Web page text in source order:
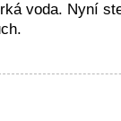
voda. Nyní